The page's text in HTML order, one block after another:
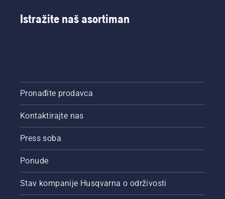
Istražite naš asortiman
Pronađite prodavca
Kontaktirajte nas
Press soba
Ponude
Stav kompanije Husqvarna o održivosti